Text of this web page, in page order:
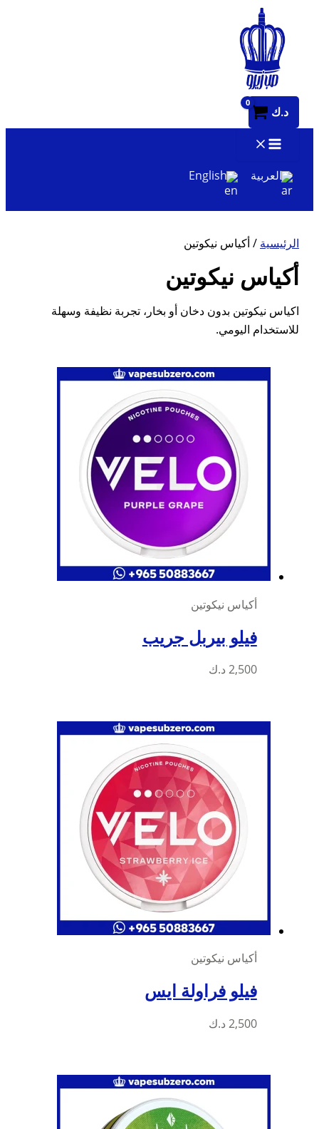
المحتوى
د.ك
العربية English
الرئيسية / أكياس نيكوتين
أكياس نيكوتين
اكياس نيكوتين بدون دخان أو بخار، تجربة نظيفة وسهلة
للاستخدام اليومي.
أكياس نيكوتين
فيلو بيربل جريب
2,500 د.ك
أكياس نيكوتين
فيلو فراولة ايس
2,500 د.ك